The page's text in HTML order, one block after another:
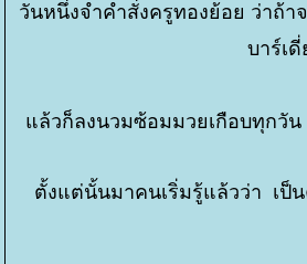
วันหนึ่งจำคำสั่งครูทองย้อย ว่าถ้
บาร์เ
ล้วก็ลงนวมซ้อมมวยเกือบทุกวัน
ตั้งแต่นั้นมาคนเริ่มรู้แล้วว่า เป็